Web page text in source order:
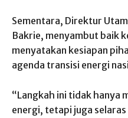
Sementara, Direktur
Bakrie, menyambut baik
menyatakan kesiapan
agenda transisi energi
“Langkah ini tidak hanya
energi, tetapi juga selaras